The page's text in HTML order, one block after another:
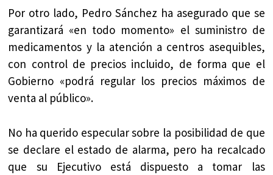
Por otro lado, Pedro Sánchez ha asegurado que se
garantizará «en todo momento» el suministro de
medicamentos y la atención a centros asequibles,
con control de precios incluido, de forma que el
Gobierno «podrá regular los precios máximos de
venta al público».
No ha querido especular sobre la posibilidad de que
se declare el estado de alarma, pero ha recalcado
que su Ejecutivo está dispuesto a tomar las